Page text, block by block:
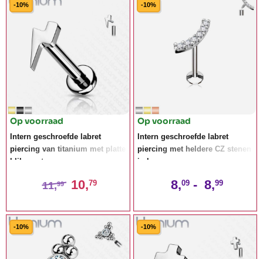
-10%
Op voorraad
Intern geschroefde labret
piercing van titanium met platte
bliksem top
11,99 10,79
-10%
Op voorraad
Intern geschroefde labret
piercing met heldere CZ stenen
in boog
8,09 - 8,99
-10% -10%